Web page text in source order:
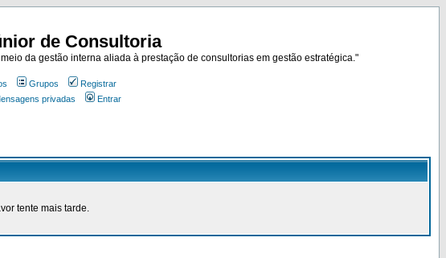
de Consultoria
da gestão interna aliada à prestação de consultorias em gestão estratégica."
Grupos
Registrar
privadas Entrar
tente mais tarde.